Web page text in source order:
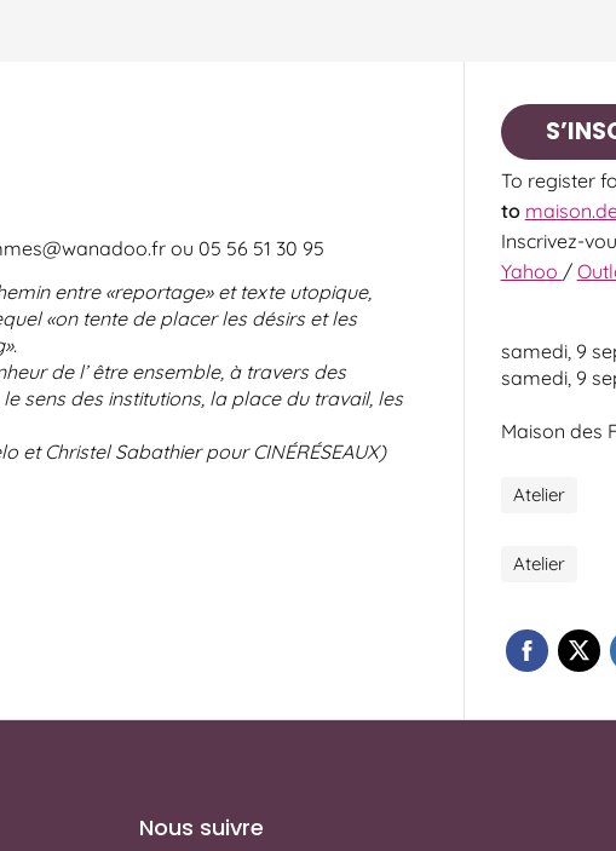
ou 05 56 51 30 95
entre «reportage» et texte utopique,
«on tente de placer les désirs et les
de l’ être ensemble, à travers des
sens des institutions, la place du travail, les
et Christel Sabathier pour CINÉRÉSEAUX)
To register
to
Inscrivez-
Yahoo /
samedi, 9
samedi, 9
Maison des
Atelier
Atelier
Nous suivre